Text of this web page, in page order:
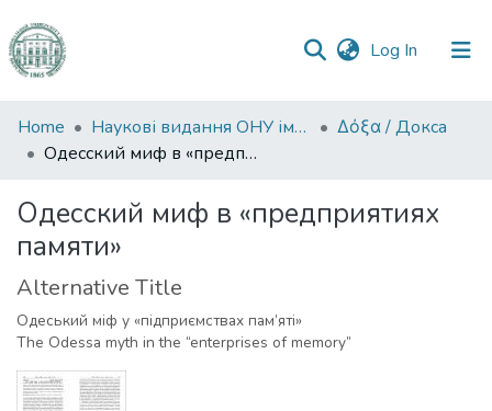
Log In (current)
Communities
&
All of DSpace
Statistics
Home Наукові видання ОНУ імені І. І. Мечникова
Δόξα / Докса
Одесский миф в «предприятиях памяти»
Одесский миф в «предприятиях
памяти»
Alternative Title
Одеський міф у «підприємствах пам’яті»
The Odessa myth in the “enterprises of memory”